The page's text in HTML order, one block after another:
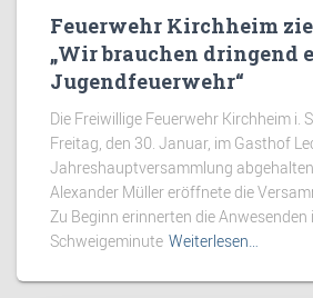
Feuerwehr Kirchheim
„Wir brauchen dringend
Jugendfeuerwehr“
Die Freiwillige Feuerwehr Kirchheim i.
Freitag, den 30. Januar, im Gasthof
Jahreshauptversammlung
Alexander Müller eröffnete die
Zu Beginn erinnerten die Anwesenden
Schweigeminute Weiterlesen…